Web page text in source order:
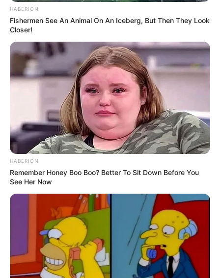
Dötlingen. Informationen unterwww.freizeitpark-ostri
ttrum.de
stehende Natur- und Kulturlandschaft mit
Heideflächen, Sanddünen, historischen
Baudenkmälern, Museen, Wasserwanderrouten und
vielem mehr. Informationen unterwww.naturparkwild
eshausergeest.de.
Gräberfeld von Pestrup - Südlich von Wildeshausen
(Wildeshauser Geest) befindet sich ein
steinzeitliches Gräberfeld, das vom Umfang und von
der Größe her in Europa einzigartig ist. Es besteht
aus rund 500 größeren und kleineren Grabhügeln.
Informationen unterde.wikipedia.org/wiki/Pestruper
Gräberfeld
Phänomania Carolinensiel - In dem besonders für
Kinder interessanten Mitmachmuseum geht es um
das Thema Physik. An ungefähr 80 Stationen
können Experimente getestet und ausprobiert
werden. Informationen unter
Phänomania Carolinen
siel
HABERION
Fishermen See An Animal On An Iceberg, But Then They Look
Closer!
HABERION
Remember Honey Boo Boo? Better To Sit Down Before You
See Her Now